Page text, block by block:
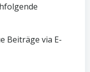
Beiträge via E-